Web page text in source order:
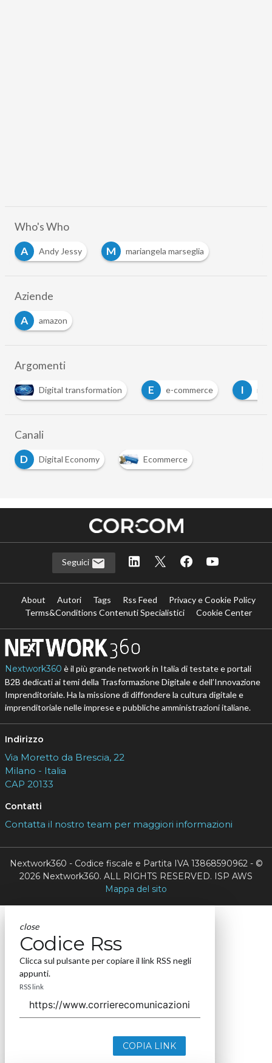
Who's Who
A
Andy Jessy M mariangela marseglia
Aziende
A
amazon
Argomenti
E
e-commerce I innovazione V vendite online
Canali
D
Digital Economy Ecommerce
Seguici
About Autori Tags Rss Feed
Privacy e Cookie Policy
Terms&Conditions Contenuti Specialistici
Cookie Center
Nextwork360 è il più grande network in Italia di testate e portali
B2B dedicati ai temi della Trasformazione Digitale e dell’Innovazione
Imprenditoriale. Ha la missione di diffondere la cultura digitale e
imprenditoriale nelle imprese e pubbliche amministrazioni italiane.
Indirizzo
Via Moretto da Brescia, 22
Milano - Italia
CAP 20133
Contatti
Contatta il nostro team per maggiori informazioni
Nextwork360 - Codice fiscale e Partita IVA 13868590962 - ©
2026 Nextwork360. ALL RIGHTS RESERVED. ISP AWS
Mappa del sito
close
Codice Rss
Clicca sul pulsante per copiare il link RSS negli
appunti.
RSS link
COPIA LINK